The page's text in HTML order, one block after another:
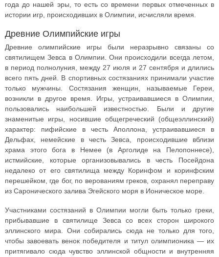
года до нашей эры, то есть со времени первых отмеченных в
истории игр, происходивших в Олимпии, исчисляли время.
Древние Олимпийские игры
Древние олимпийские игры были неразрывно связаны со
святилищем Зевса в Олимпии. Они происходили всегда летом,
в период полнолуния, между 27 июля и 27 сентября и длились
всего пять дней. В спортивных состязаниях принимали участие
только мужчины. Состязания женщин, называемые Гереи,
возникли в другое время. Игры, устраивавшиеся в Олимпии,
пользовались наибольшей известностью. Были и другие
знаменитые игры, носившие общегреческий (общеэллинский)
характер: пифийские в честь Аполлона, устраивавшиеся в
Дельфах, немейские в честь Зевса, происходившие вблизи
храма этого бога в Немее (в Арголиде на Пелопоннесе),
истмийские, которые организовывались в честь Посейдона
недалеко от его святилища между Коринфом и коринфским
перешейком, где бог, по верованиям греков, охранял переправу
из Саронического залива Эгейского моря в Ионическое море.
Участниками состязаний в Олимпии могли быть только греки,
прибывавшие в святилище Зевса со всех сторон широкого
эллинского мира. Они собирались сюда не только для того,
чтобы завоевать венок победителя и титул олимпионика — их
притягивало сюда чувство эллинской общности и внутренняя